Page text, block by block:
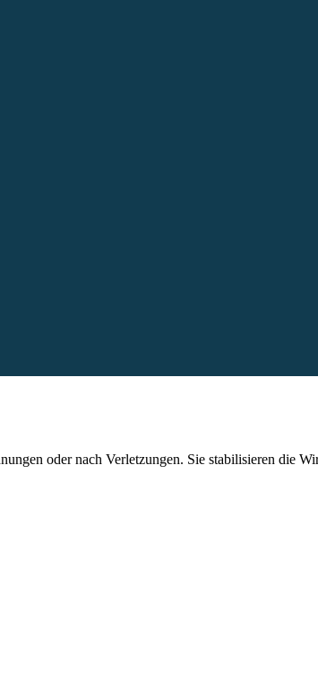
oder nach Verletzungen. Sie stabilisieren die